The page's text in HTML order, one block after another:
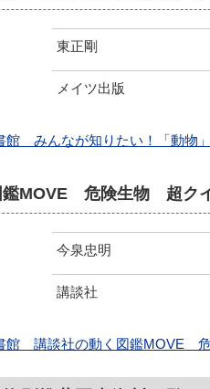
東正剛
メイツ出版
館 みんなが知りたい！「動物
鑑MOVE 危険生物 超ク
今泉忠明
講談社
館 講談社の動く図鑑MOVE